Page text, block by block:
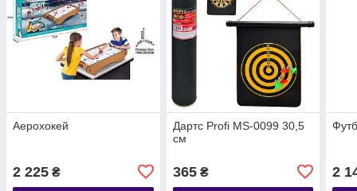
Аерохокей
2 225 ₴
Дартс Profi MS-0099 30,5
см
365₴ 2